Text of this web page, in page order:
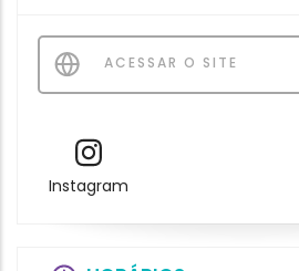
ACESSAR O SITE
Instagram